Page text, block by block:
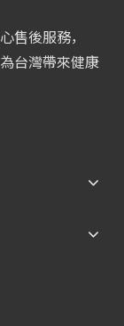
售後服務，
台灣帶來健康